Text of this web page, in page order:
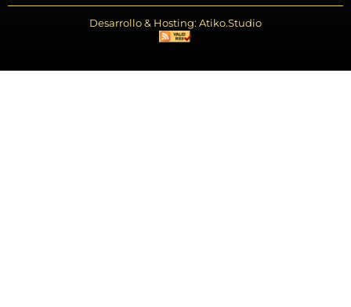
Desarrollo & Hosting: Atiko.Studio